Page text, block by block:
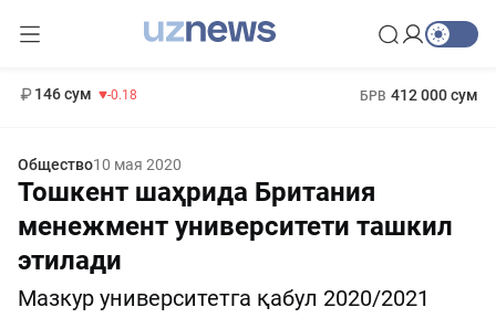
146 сум -0.18 БРВ 412 000 сум
Общество10 мая 2020
Тошкент шаҳрида Британия
менежмент университети ташкил
этилади
Мазкур университетга қабул 2020/2021